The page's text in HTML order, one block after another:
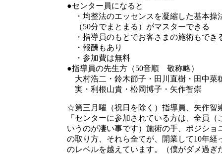
●センター員になると
・均整法のエッセンスを凝縮した基本操
（50分でまとまる）がマスターできる
・指導員のもとでお客さまの施術もでき
・報酬もあり
・参加費は無料
●指導員の先生方（50音順 敬称略）
大村浩二・鈴木節子・田川直樹・田中菜
実・利根山貴・松岡博子・矢作智崇
☆第三月曜（祝日を除く）指導員、矢作智
「センターに参加されている方は、全員（
いうのが凄い事です）施術の手、ポジショ
の取り方、それら全てが、開業して10年経
のレベルを越えています。（僕がダメ過ぎ